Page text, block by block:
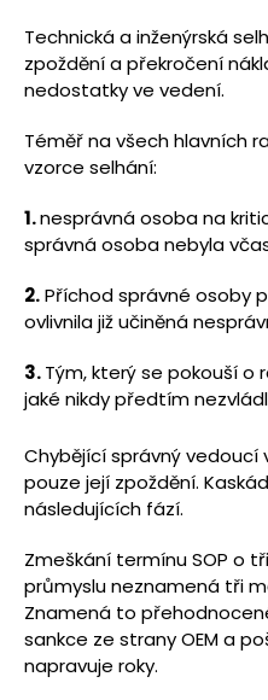
Technická a inženýrská
zpoždění a překročení
nedostatky ve vedení.
Téměř na všech hlavních
vzorce selhání:
1.nesprávná osoba na
správná osoba nebyla
2.Příchod správné osoby
ovlivnila již učiněná
3.Tým, který se pokouší o
jaké nikdy předtím
Chybějící správný vedoucí
pouze její zpoždění.
následujících fází.
Zmeškání termínu SOP o
průmyslu neznamená tři
Znamená to
sankce ze strany OEM a
napravuje roky.